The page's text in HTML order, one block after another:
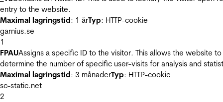
entry to the website.
Maximal lagringstid: 1 årTyp: HTTP-cookie
garnius.se
1
FPAUAssigns a specific ID to the visitor. This allows the website to
determine the number of specific user-visits for analysis and
Maximal lagringstid: 3 månaderTyp: HTTP-cookie
sc-static.net
2